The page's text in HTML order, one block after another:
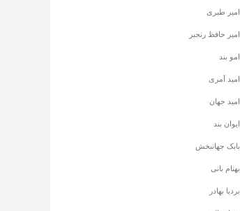
امیر طبری
امیر حافظ رنجبر
امو بند
امید آمری
امید جهان
ایوان بند
بابک جهانبخش
بهنام بانی
بردیا بهادر